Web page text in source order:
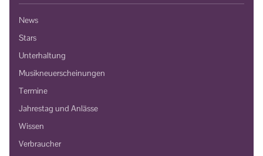
News
Stars
Unterhaltung
Musikneuerscheinungen
Termine
Jahrestag und Anlässe
Wissen
Verbraucher